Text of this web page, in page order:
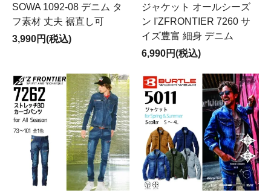
SOWA 1092-08 デニム タ
フ素材 丈夫 裾直し可
3,990円(税込)
ジャケット オールシーズ
ン I'ZFRONTIER 7260 サ
イズ豊富 細身 デニム
6,990円(税込)